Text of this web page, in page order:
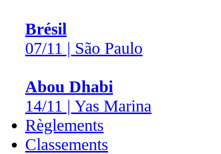
Brésil
07/11 | São Paulo
Abou Dhabi
14/11 | Yas Marina
Règlements
Classements